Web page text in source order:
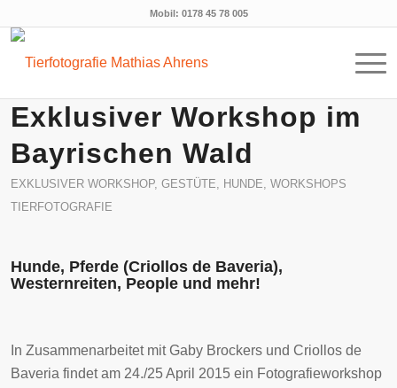
Mobil: 0178 45 78 005
Exklusiver Workshop im
Bayrischen Wald
EXKLUSIVER WORKSHOP, GESTÜTE, HUNDE, WORKSHOPS
TIERFOTOGRAFIE
Hunde, Pferde (Criollos de Baveria),
Westernreiten, People und mehr!
In Zusammenarbeitet mit Gaby Brockers und Criollos de
Baveria findet am 24./25 April 2015 ein Fotografieworkshop